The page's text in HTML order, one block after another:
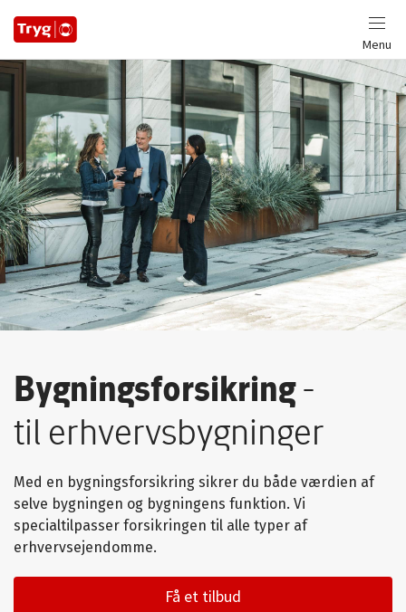
Menu
Bygningsforsikring-
til erhvervsbygninger
Med en bygningsforsikring sikrer du både værdien af
selve bygningen og bygningens funktion. Vi
specialtilpasser forsikringen til alle typer af
erhvervsejendomme.
Få et tilbud